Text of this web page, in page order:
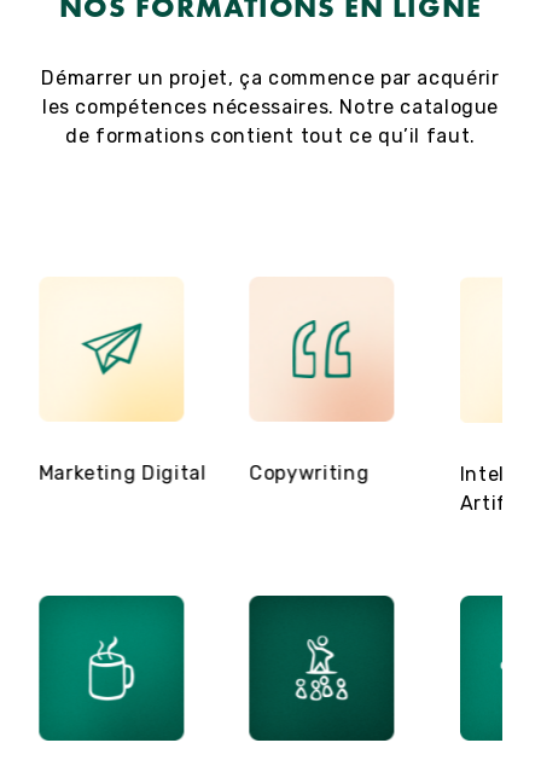
Démarrer un projet, ça commence par acquérir
les compétences nécessaires. Notre catalogue
de formations contient tout ce qu’il faut.
Marketing Digital Copywriting